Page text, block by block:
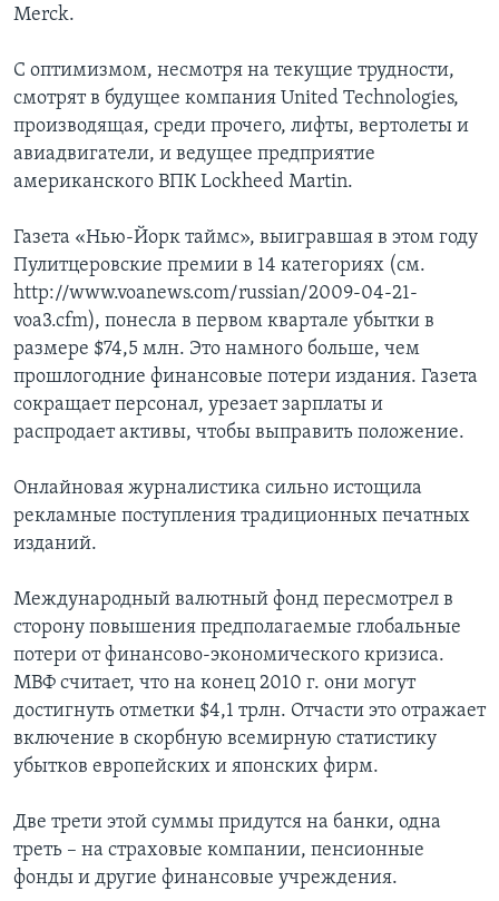
Merck.
С оптимизмом, несмотря на текущие трудности,
смотрят в будущее компания United Technologies,
производящая, среди прочего, лифты, вертолеты и
авиадвигатели, и ведущее предприятие
американского ВПК Lockheed Martin.
Газета «Нью-Йорк таймс», выигравшая в этом году
Пулитцеровские премии в 14 категориях (см.
http://www.voanews.com/russian/2009-04-21-
voa3.cfm), понесла в первом квартале убытки в
размере $74,5 млн. Это намного больше, чем
прошлогодние финансовые потери издания. Газета
сокращает персонал, урезает зарплаты и
распродает активы, чтобы выправить положение.
Онлайновая журналистика сильно истощила
рекламные поступления традиционных печатных
изданий.
Международный валютный фонд пересмотрел в
сторону повышения предполагаемые глобальные
потери от финансово-экономического кризиса.
МВФ считает, что на конец 2010 г. они могут
достигнуть отметки $4,1 трлн. Отчасти это отражает
включение в скорбную всемирную статистику
убытков европейских и японских фирм.
Две трети этой суммы придутся на банки, одна
треть – на страховые компании, пенсионные
фонды и другие финансовые учреждения.